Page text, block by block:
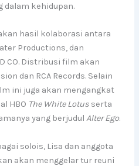
dalam kehidupan.
hasil kolaborasi antara
Productions, dan
CO. Distribusi film akan
dan RCA Records. Selain
ini juga akan mengangkat
HBO The White Lotus serta
yang berjudulAlter Ego.
solois, Lisa dan anggota
akan menggelar tur reuni